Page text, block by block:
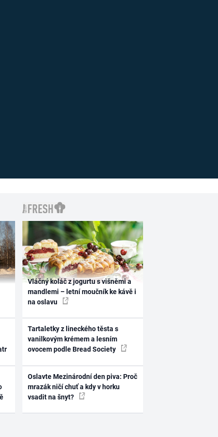
Vláčný koláč z jogurtu s višněmi a
mandlemi – letní moučník ke kávě i
na oslavu
Tartaletky z lineckého těsta s
vanilkovým krémem a lesním
ovocem podle Bread Society
Oslavte Mezinárodní den piva: Proč
mrazák ničí chuť a kdy v horku
vsadit na šnyt?